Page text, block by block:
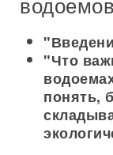
"Что
понять,